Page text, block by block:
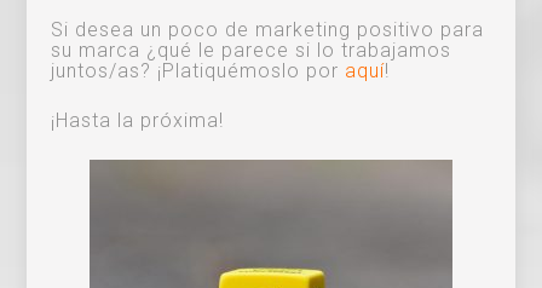
Si desea un poco de marketing positivo para
su marca ¿qué le parece si lo trabajamos
juntos/as? ¡Platiquémoslo por aquí!
¡Hasta la próxima!